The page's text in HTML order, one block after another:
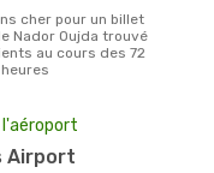
Nador Oujda trouvé
au cours des 72
l'aéroport
Airport